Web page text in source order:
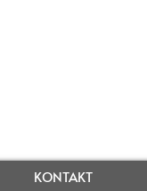
KONTAKT